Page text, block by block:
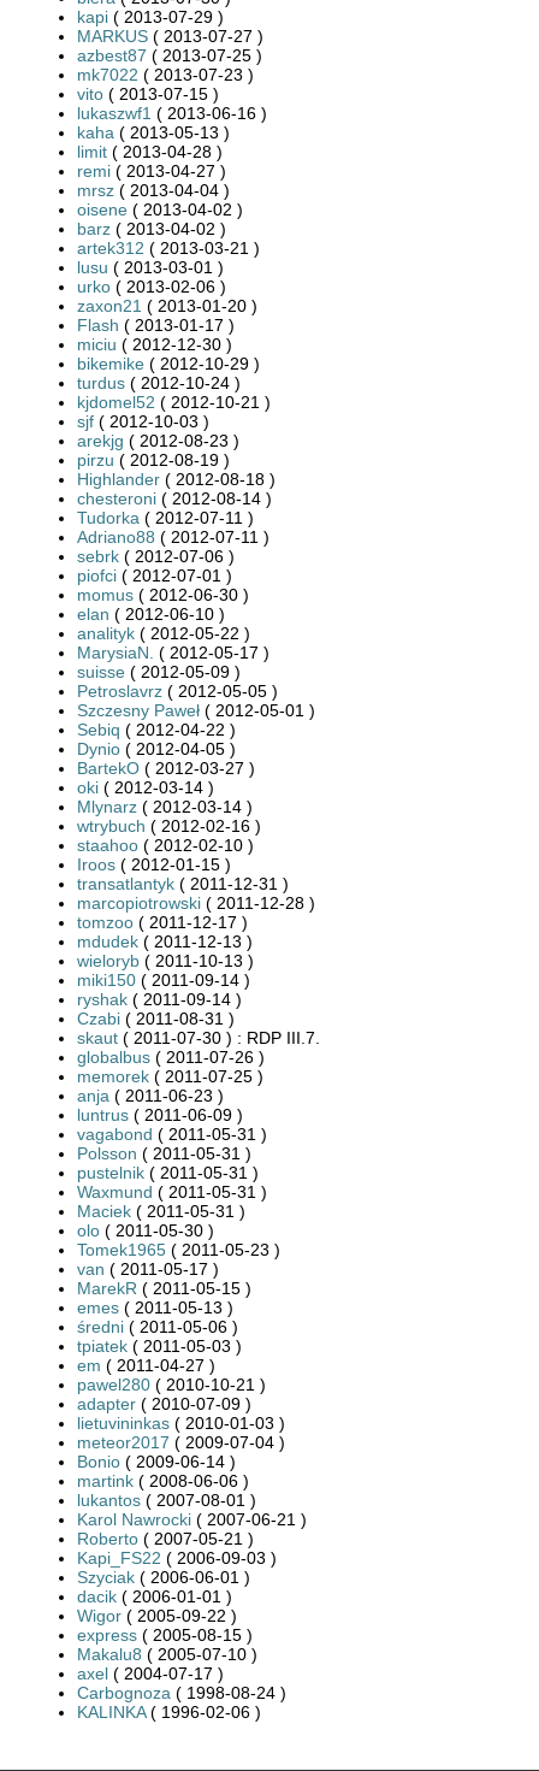
kapi ( 2013-07-29 )
MARKUS ( 2013-07-27 )
azbest87 ( 2013-07-25 )
mk7022 ( 2013-07-23 )
vito ( 2013-07-15 )
lukaszwf1 ( 2013-06-16 )
kaha ( 2013-05-13 )
limit ( 2013-04-28 )
remi ( 2013-04-27 )
mrsz ( 2013-04-04 )
oisene ( 2013-04-02 )
barz ( 2013-04-02 )
artek312 ( 2013-03-21 )
lusu ( 2013-03-01 )
urko ( 2013-02-06 )
zaxon21 ( 2013-01-20 )
Flash ( 2013-01-17 )
miciu ( 2012-12-30 )
bikemike ( 2012-10-29 )
turdus ( 2012-10-24 )
kjdomel52 ( 2012-10-21 )
sjf ( 2012-10-03 )
arekjg ( 2012-08-23 )
pirzu ( 2012-08-19 )
Highlander ( 2012-08-18 )
chesteroni ( 2012-08-14 )
Tudorka ( 2012-07-11 )
Adriano88 ( 2012-07-11 )
sebrk ( 2012-07-06 )
piofci ( 2012-07-01 )
momus ( 2012-06-30 )
elan ( 2012-06-10 )
analityk ( 2012-05-22 )
MarysiaN. ( 2012-05-17 )
suisse ( 2012-05-09 )
Petroslavrz ( 2012-05-05 )
Szczesny Paweł ( 2012-05-01 )
Sebiq ( 2012-04-22 )
Dynio ( 2012-04-05 )
BartekO ( 2012-03-27 )
oki ( 2012-03-14 )
Mlynarz ( 2012-03-14 )
wtrybuch ( 2012-02-16 )
staahoo ( 2012-02-10 )
Iroos ( 2012-01-15 )
transatlantyk ( 2011-12-31 )
marcopiotrowski ( 2011-12-28 )
tomzoo ( 2011-12-17 )
mdudek ( 2011-12-13 )
wieloryb ( 2011-10-13 )
miki150 ( 2011-09-14 )
ryshak ( 2011-09-14 )
Czabi ( 2011-08-31 )
skaut ( 2011-07-30 ) : RDP III.7.
globalbus ( 2011-07-26 )
memorek ( 2011-07-25 )
anja ( 2011-06-23 )
luntrus ( 2011-06-09 )
vagabond ( 2011-05-31 )
Polsson ( 2011-05-31 )
pustelnik ( 2011-05-31 )
Waxmund ( 2011-05-31 )
Maciek ( 2011-05-31 )
olo ( 2011-05-30 )
Tomek1965 ( 2011-05-23 )
van ( 2011-05-17 )
MarekR ( 2011-05-15 )
emes ( 2011-05-13 )
średni ( 2011-05-06 )
tpiatek ( 2011-05-03 )
em ( 2011-04-27 )
pawel280 ( 2010-10-21 )
adapter ( 2010-07-09 )
lietuvininkas ( 2010-01-03 )
meteor2017 ( 2009-07-04 )
Bonio ( 2009-06-14 )
martink ( 2008-06-06 )
lukantos ( 2007-08-01 )
Karol Nawrocki ( 2007-06-21 )
Roberto ( 2007-05-21 )
Kapi_FS22 ( 2006-09-03 )
Szyciak ( 2006-06-01 )
dacik ( 2006-01-01 )
Wigor ( 2005-09-22 )
express ( 2005-08-15 )
Makalu8 ( 2005-07-10 )
axel ( 2004-07-17 )
Carbognoza ( 1998-08-24 )
KALINKA( 1996-02-06 )